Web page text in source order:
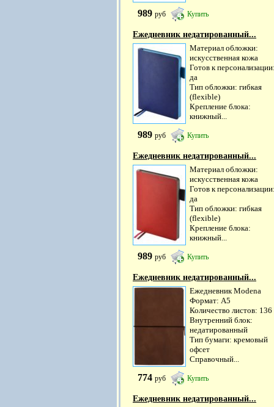
989 руб Купить
Ежедневник недатированный...
Материал обложки:
искусственная кожа
Готов к
да
Тип обложки: гибкая
(flexible)
Крепление блока:
книжный...
989 руб Купить
Ежедневник недатированный...
Материал обложки:
искусственная кожа
Готов к
да
Тип обложки: гибкая
(flexible)
Крепление блока:
книжный...
989 руб Купить
Ежедневник недатированный...
Ежедневник Modena
Формат: А5
Количество листов: 136
Внутренний блок:
недатированный
Тип бумаги: кремовый
офсет
Справочный...
774 руб Купить
Ежедневник недатированный...